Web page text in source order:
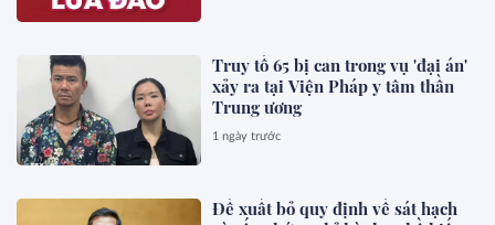
Truy tố 65 bị can trong vụ 'đại án'
xảy ra tại Viện Pháp y tâm thần
Trung ương
1 ngày trước
Đề xuất bỏ quy định về sát hạch